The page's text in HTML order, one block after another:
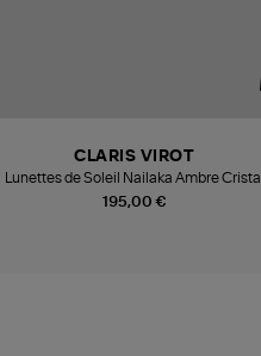
195,00 €
CLARIS VIROT
Lunettes de Soleil Nailaka Ambre Cristal